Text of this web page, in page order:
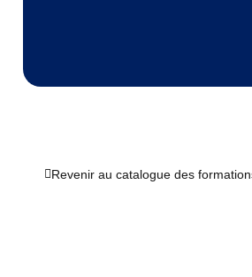
Revenir au catalogue des